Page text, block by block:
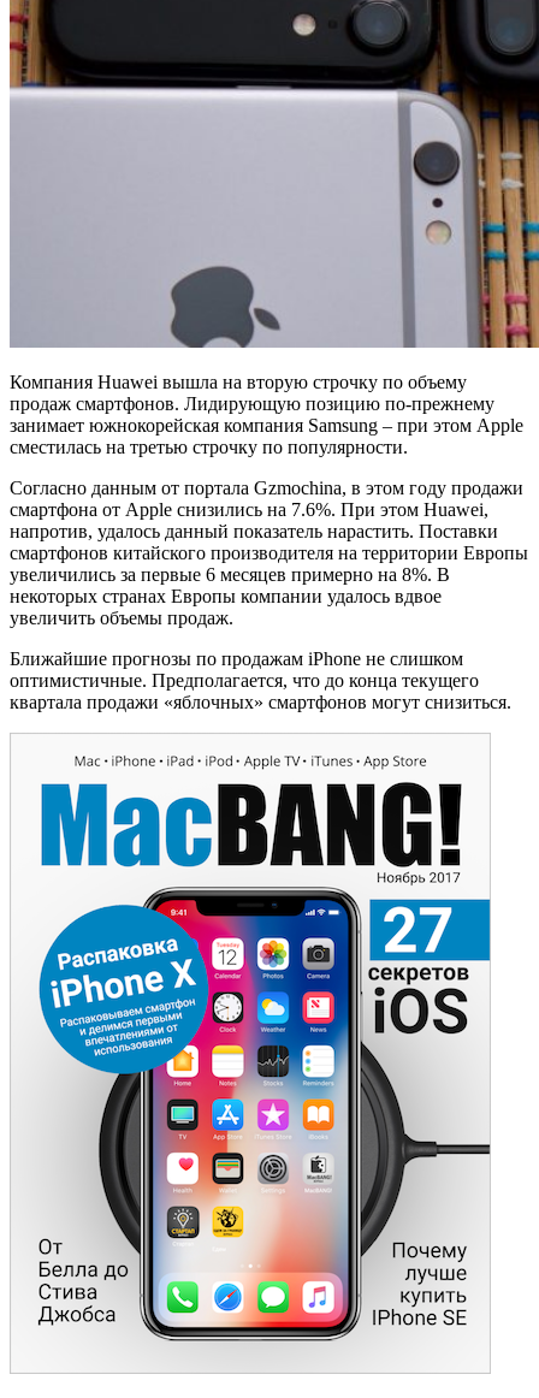
Компания Huawei вышла на вторую строчку по объему
продаж смартфонов. Лидирующую позицию по-прежнему
занимает южнокорейская компания Samsung – при этом Apple
сместилась на третью строчку по популярности.
Согласно данным от портала Gzmochina, в этом году продажи
смартфона от Apple снизились на 7.6%. При этом Huawei,
напротив, удалось данный показатель нарастить. Поставки
смартфонов китайского производителя на территории Европы
увеличились за первые 6 месяцев примерно на 8%. В
некоторых странах Европы компании удалось вдвое
увеличить объемы продаж.
Ближайшие прогнозы по продажам iPhone не слишком
оптимистичные. Предполагается, что до конца текущего
квартала продажи «яблочных» смартфонов могут снизиться.